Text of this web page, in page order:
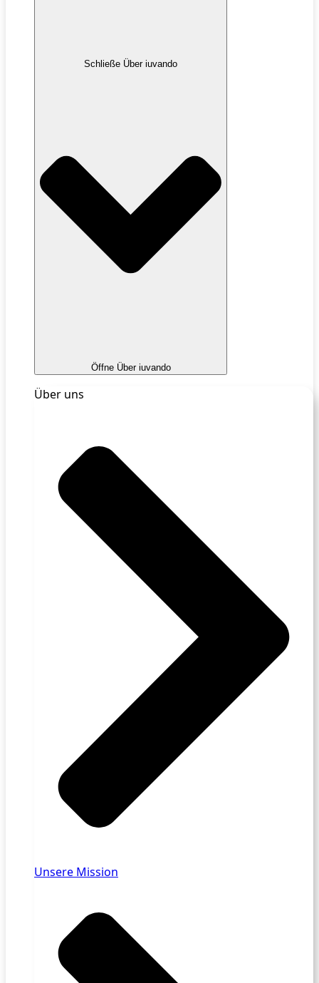
Schließe Über iuvando
Öffne Über iuvando
Über uns
Unsere Mission